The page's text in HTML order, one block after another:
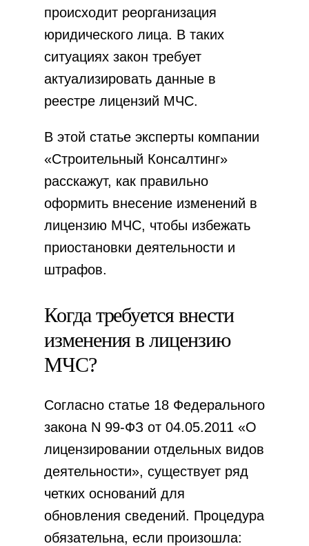
происходит реорганизация
юридического лица. В таких
ситуациях закон требует
актуализировать данные в
реестре лицензий МЧС.
В этой статье эксперты компании
«Строительный Консалтинг»
расскажут, как правильно
оформить внесение изменений в
лицензию МЧС, чтобы избежать
приостановки деятельности и
штрафов.
Когда требуется внести
изменения в лицензию
МЧС?
Согласно статье 18 Федерального
закона N 99-ФЗ от 04.05.2011 «О
лицензировании отдельных видов
деятельности», существует ряд
четких оснований для
обновления сведений. Процедура
обязательна, если произошла: